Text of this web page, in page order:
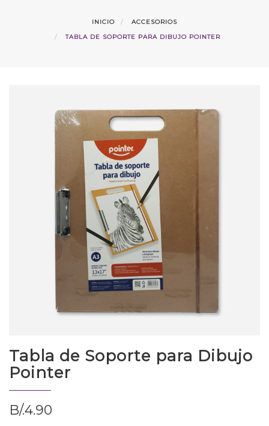
INICIO
ACCESORIOS
TABLA DE SOPORTE PARA DIBUJO POINTER
Tabla de Soporte para Dibujo
Pointer
B/.4.90